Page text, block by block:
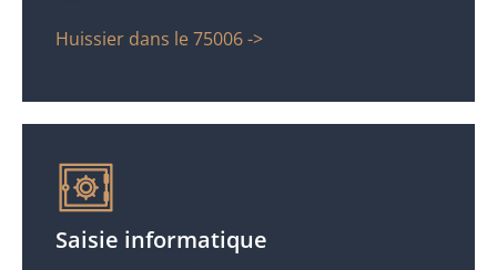
Huissier dans le 75006 ->
Saisie informatique